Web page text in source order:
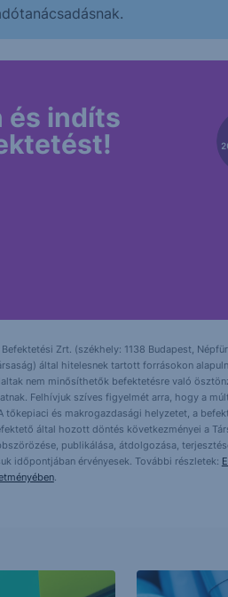
és indíts
Zrt. (székhely: 1138 Budapest,
által hitelesnek tartott forrásokon
nem minősíthetők befektetésre való
Felhívjuk szíves figyelmét arra, hogy a
tőkepiaci és makrogazdasági helyzetet, a
által hozott döntés következményei a
publikálása, átdolgozása,
időpontjában érvényesek. További részletek:
.